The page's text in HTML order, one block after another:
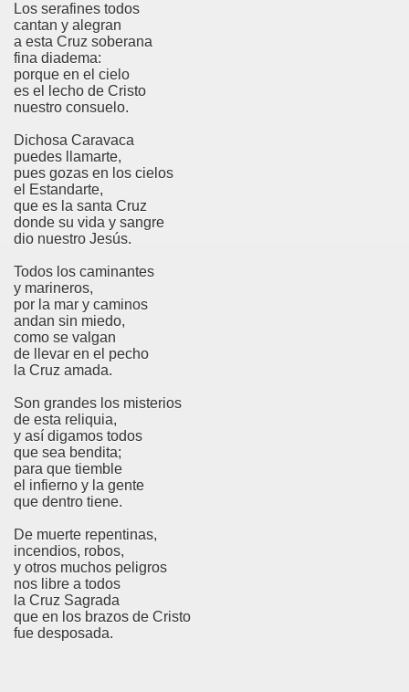
Los serafines todos
cantan y alegran
a esta Cruz soberana
fina diadema:
porque en el cielo
es el lecho de Cristo
nuestro consuelo.
Dichosa Caravaca
puedes llamarte,
pues gozas en los cielos
el Estandarte,
que es la santa Cruz
donde su vida y sangre
dio nuestro Jesús.
Todos los caminantes
y marineros,
por la mar y caminos
andan sin miedo,
como se valgan
de llevar en el pecho
la Cruz amada.
Son grandes los misterios
de esta reliquia,
y así digamos todos
que sea bendita;
para que tiemble
el infierno y la gente
que dentro tiene.
De muerte repentinas,
incendios, robos,
y otros muchos peligros
nos libre a todos
la Cruz Sagrada
que en los brazos de Cristo
fue desposada.